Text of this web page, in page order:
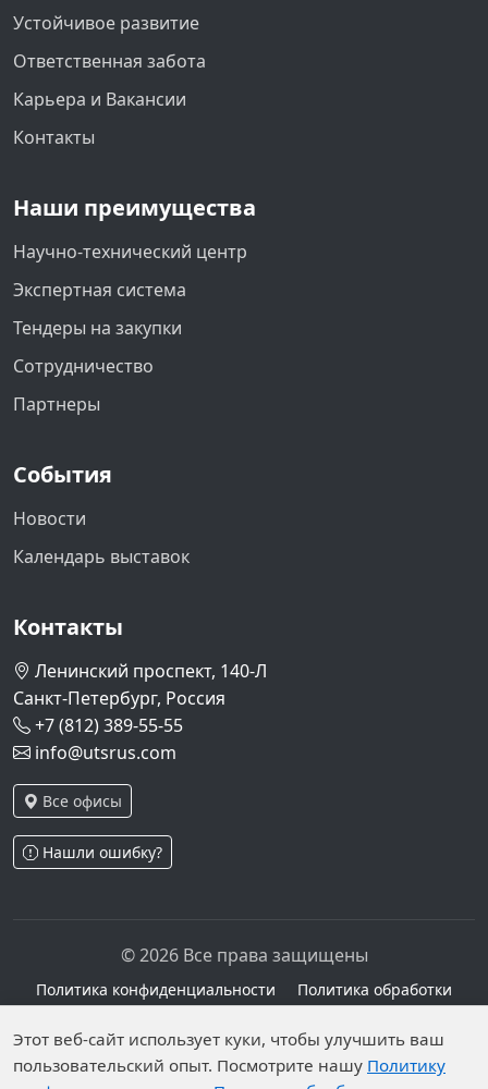
Устойчивое развитие
Ответственная забота
Карьера и Вакансии
Контакты
Наши преимущества
Научно-технический центр
Экспертная система
Тендеры на закупки
Сотрудничество
Партнеры
События
Новости
Календарь выставок
Контакты
Ленинский проспект, 140-Л
Санкт-Петербург, Россия
+7 (812) 389-55-55
info@utsrus.com
Все офисы
Нашли ошибку?
© 2026 Все права защищены
Политика конфиденциальности
Политика обработки
персональных данных
Персональные данные опубликованы на сайте при
наличии правовых оснований в соответствии с ч.1
Этот веб-сайт использует куки, чтобы улучшить ваш
пользовательский опыт. Посмотрите нашу Политику